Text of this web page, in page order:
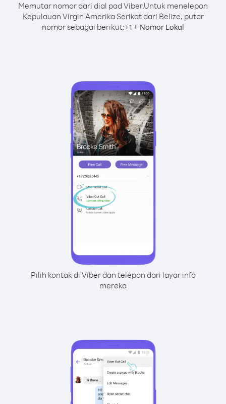
Memutar nomor dari dial pad Viber.Untuk menelepon
Kepulauan Virgin Amerika Serikat dari Belize, putar
nomor sebagai berikut:+1 + Nomor Lokal
Pilih kontak di Viber dan telepon dari layar info
mereka